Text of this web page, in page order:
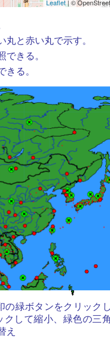
Leaflet| ©
と赤い丸で示す。
できる。
きる。
の緑ボタンをクリック
クして縮小、緑色の三
え